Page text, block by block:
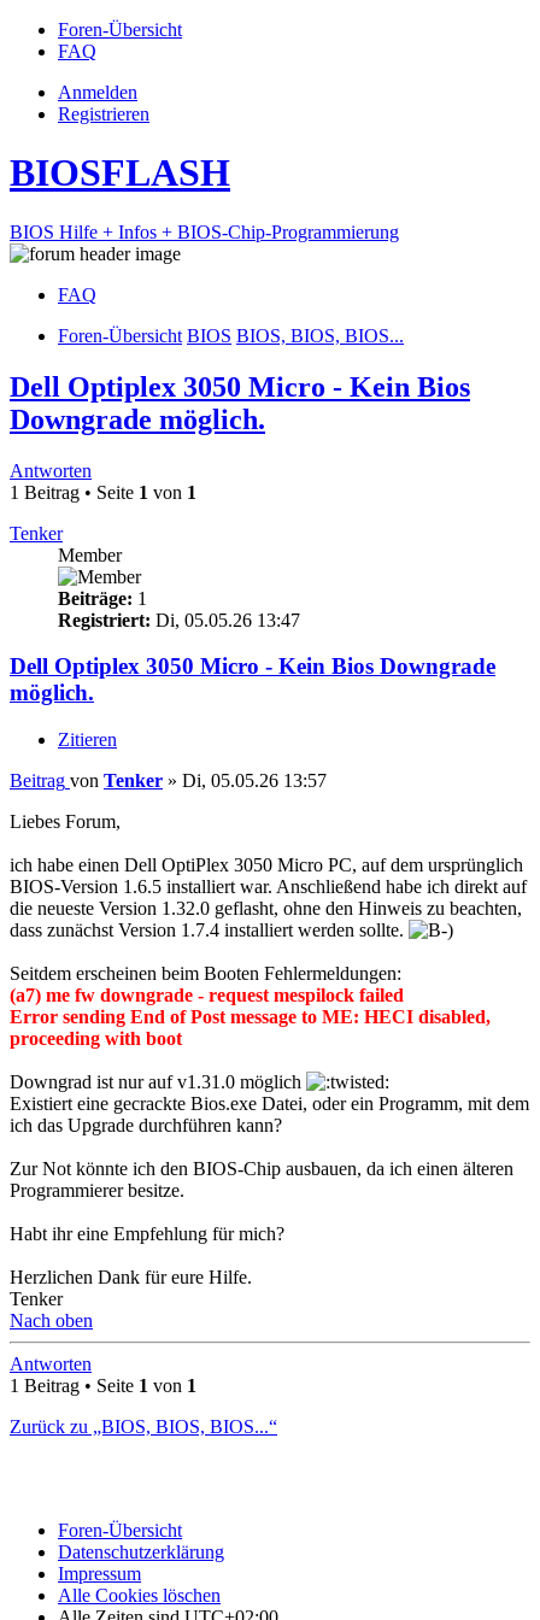
Foren-Übersicht
FAQ
Anmelden
Registrieren
BIOSFLASH
BIOS Hilfe + Infos + BIOS-Chip-Programmierung
FAQ
Foren-Übersicht BIOS BIOS, BIOS, BIOS...
Dell Optiplex 3050 Micro - Kein Bios
Downgrade möglich.
Antworten
1 Beitrag • Seite 1 von 1
Tenker
Member
Beiträge: 1
Registriert: Di, 05.05.26 13:47
Dell Optiplex 3050 Micro - Kein Bios Downgrade
möglich.
Zitieren
Beitrag von Tenker » Di, 05.05.26 13:57
Liebes Forum,
ich habe einen Dell OptiPlex 3050 Micro PC, auf dem ursprünglich
BIOS-Version 1.6.5 installiert war. Anschließend habe ich direkt auf
die neueste Version 1.32.0 geflasht, ohne den Hinweis zu beachten,
dass zunächst Version 1.7.4 installiert werden sollte.
Seitdem erscheinen beim Booten Fehlermeldungen:
(a7) me fw downgrade - request mespilock failed
Error sending End of Post message to ME: HECI disabled,
proceeding with boot
Downgrad ist nur auf v1.31.0 möglich
Existiert eine gecrackte Bios.exe Datei, oder ein Programm, mit dem
ich das Upgrade durchführen kann?
Zur Not könnte ich den BIOS-Chip ausbauen, da ich einen älteren
Programmierer besitze.
Habt ihr eine Empfehlung für mich?
Herzlichen Dank für eure Hilfe.
Tenker
Nach oben
Antworten
1 Beitrag • Seite 1 von 1
Zurück zu „BIOS, BIOS, BIOS...“
Foren-Übersicht
Datenschutzerklärung
Impressum
Alle Cookies löschen